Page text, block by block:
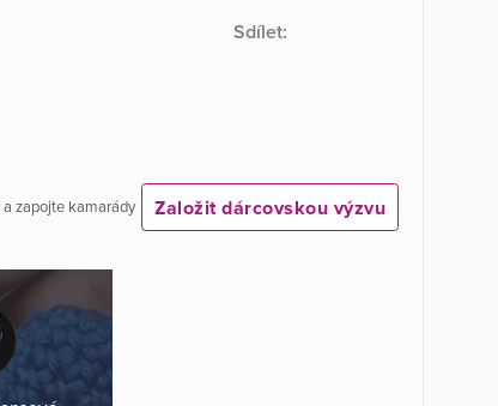
Sdílet:
zapojte kamarády
Založit dárcovskou výzvu